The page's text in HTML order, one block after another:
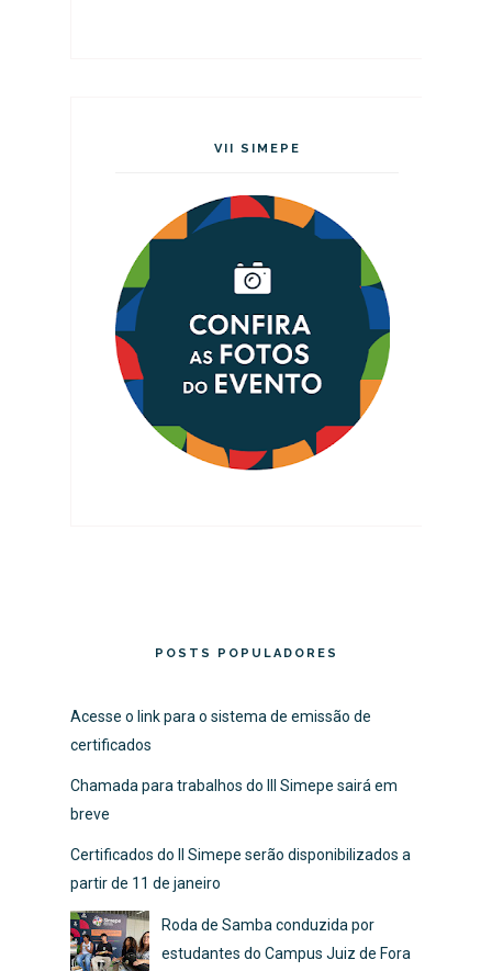
VII SIMEPE
POSTS POPULADORES
Acesse o link para o sistema de emissão de
certificados
Chamada para trabalhos do III Simepe sairá em
breve
Certificados do II Simepe serão disponibilizados a
partir de 11 de janeiro
Roda de Samba conduzida por
estudantes do Campus Juiz de Fora